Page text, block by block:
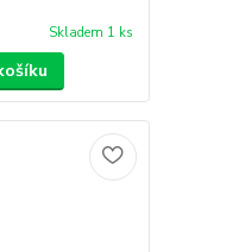
Skladem 1 ks